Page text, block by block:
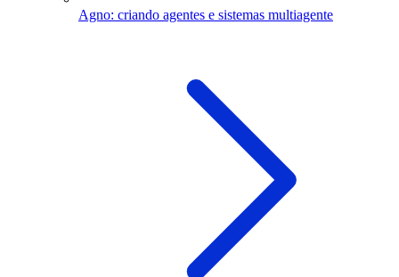
Agno: criando agentes e sistemas multiagente